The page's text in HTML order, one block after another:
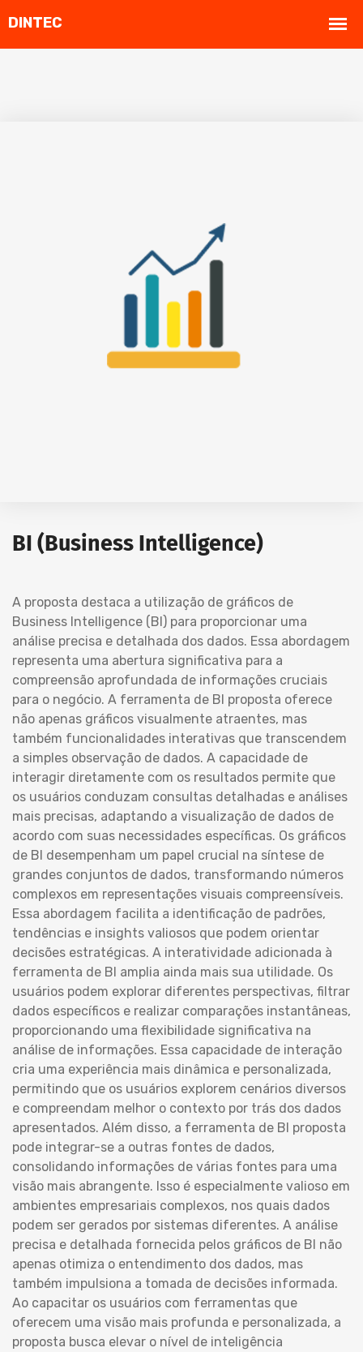
BI (Business Intelligence)
A proposta destaca a utilização de gráficos de
Business Intelligence (BI) para proporcionar uma
análise precisa e detalhada dos dados. Essa abordagem
representa uma abertura significativa para a
compreensão aprofundada de informações cruciais
para o negócio. A ferramenta de BI proposta oferece
não apenas gráficos visualmente atraentes, mas
também funcionalidades interativas que transcendem
a simples observação de dados. A capacidade de
interagir diretamente com os resultados permite que
os usuários conduzam consultas detalhadas e análises
mais precisas, adaptando a visualização de dados de
acordo com suas necessidades específicas. Os gráficos
de BI desempenham um papel crucial na síntese de
grandes conjuntos de dados, transformando números
complexos em representações visuais compreensíveis.
Essa abordagem facilita a identificação de padrões,
tendências e insights valiosos que podem orientar
decisões estratégicas. A interatividade adicionada à
ferramenta de BI amplia ainda mais sua utilidade. Os
usuários podem explorar diferentes perspectivas, filtrar
dados específicos e realizar comparações instantâneas,
proporcionando uma flexibilidade significativa na
análise de informações. Essa capacidade de interação
cria uma experiência mais dinâmica e personalizada,
permitindo que os usuários explorem cenários diversos
e compreendam melhor o contexto por trás dos dados
apresentados. Além disso, a ferramenta de BI proposta
pode integrar-se a outras fontes de dados,
consolidando informações de várias fontes para uma
visão mais abrangente. Isso é especialmente valioso em
ambientes empresariais complexos, nos quais dados
podem ser gerados por sistemas diferentes. A análise
precisa e detalhada fornecida pelos gráficos de BI não
apenas otimiza o entendimento dos dados, mas
também impulsiona a tomada de decisões informada.
Ao capacitar os usuários com ferramentas que
oferecem uma visão mais profunda e personalizada, a
proposta busca elevar o nível de inteligência